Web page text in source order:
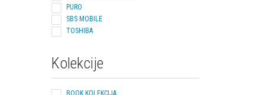
PURO
SBS MOBILE
TOSHIBA
Kolekcije
BOOK KOLEKCIJA